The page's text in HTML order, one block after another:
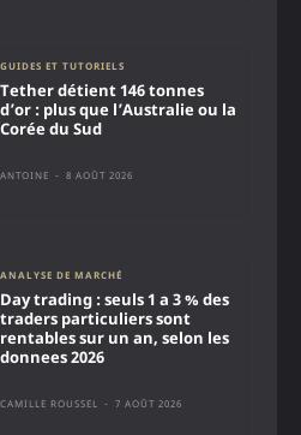
GUIDES ET TUTORIELS
Tether détient 146 tonnes
d’or : plus que l’Australie ou la
Corée du Sud
ANTOINE - 8 AOÛT 2026
ANALYSE DE MARCHÉ
Day trading : seuls 1 a 3 % des
traders particuliers sont
rentables sur un an, selon les
donnees 2026
CAMILLE ROUSSEL - 7 AOÛT 2026